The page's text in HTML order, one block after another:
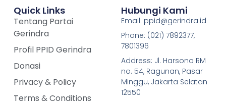
Quick Links
Tentang Partai
Gerindra
Profil PPID Gerindra
Donasi
Privacy & Policy
Terms & Conditions
Hubungi Kami
Email: ppid@gerindra.id
Phone: (021) 7892377,
7801396
Address: Jl. Harsono RM
no. 54, Ragunan, Pasar
Minggu, Jakarta Selatan
12550